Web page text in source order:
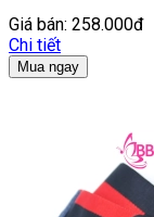
Giá bán: 258.000đ
Chi tiết
Mua ngay